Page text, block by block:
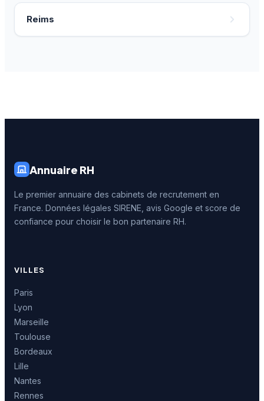
Reims
Annuaire RH
Le premier annuaire des cabinets de recrutement en
France. Données légales SIRENE, avis Google et score de
confiance pour choisir le bon partenaire RH.
VILLES
Paris
Lyon
Marseille
Toulouse
Bordeaux
Lille
Nantes
Rennes